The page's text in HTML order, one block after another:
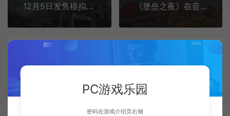
12月5日发售模拟新作《公路警察模拟器》
《堡垒之夜》在音乐活动期间同时在线玩家超1500万
PC游戏乐园
密码在游戏介绍页右侧